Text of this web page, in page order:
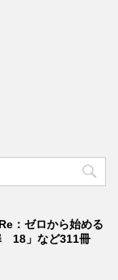
：ゼロから始める
18」など311冊